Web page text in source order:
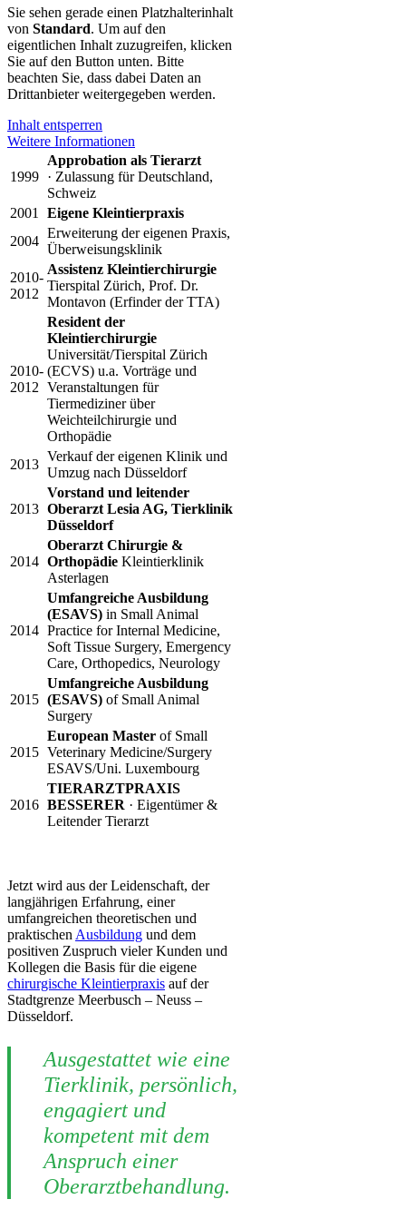
Sie sehen gerade einen Platzhalterinhalt
von Standard. Um auf den
eigentlichen Inhalt zuzugreifen, klicken
Sie auf den Button unten. Bitte
beachten Sie, dass dabei Daten an
Drittanbieter weitergegeben werden.
Inhalt entsperren
Weitere Informationen
1999
Approbation als Tierarzt
· Zulassung für Deutschland,
Schweiz
2001
Eigene Kleintierpraxis
2004
Erweiterung der eigenen Praxis,
Überweisungsklinik
2010-
2012
Assistenz Kleintierchirurgie
Tierspital Zürich, Prof. Dr.
Montavon (Erfinder der TTA)
2010-
2012
Resident der
Kleintierchirurgie
Universität/Tierspital Zürich
(ECVS) u.a. Vorträge und
Veranstaltungen für
Tiermediziner über
Weichteilchirurgie und
Orthopädie
2013
Verkauf der eigenen Klinik und
Umzug nach Düsseldorf
2013
Vorstand und leitender
Oberarzt Lesia AG, Tierklinik
Düsseldorf
2014
Oberarzt Chirurgie &
Orthopädie Kleintierklinik
Asterlagen
2014
Umfangreiche Ausbildung
(ESAVS) in Small Animal
Practice for Internal Medicine,
Soft Tissue Surgery, Emergency
Care, Orthopedics, Neurology
2015
Umfangreiche Ausbildung
(ESAVS) of Small Animal
Surgery
2015
European Master of Small
Veterinary Medicine/Surgery
ESAVS/Uni. Luxembourg
2016
TIERARZTPRAXIS
BESSERER · Eigentümer &
Leitender Tierarzt
Jetzt wird aus der Leidenschaft, der
langjährigen Erfahrung, einer
umfangreichen theoretischen und
praktischen Ausbildung und dem
positiven Zuspruch vieler Kunden und
Kollegen die Basis für die eigene
chirurgische Kleintierpraxis auf der
Stadtgrenze Meerbusch – Neuss –
Düsseldorf.
Ausgestattet wie eine
Tierklinik, persönlich,
engagiert und
kompetent mit dem
Anspruch einer
Oberarztbehandlung.